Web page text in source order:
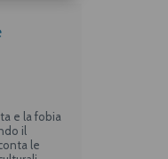
e la fobia
il
le